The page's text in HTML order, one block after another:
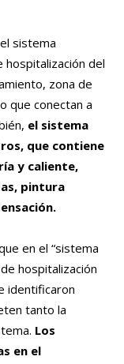
sistema
hospitalización del
zona de
que conectan a
el sistema
que contiene
y caliente,
pintura
en el “sistema
hospitalización
identificaron
tanto la
Los
en el